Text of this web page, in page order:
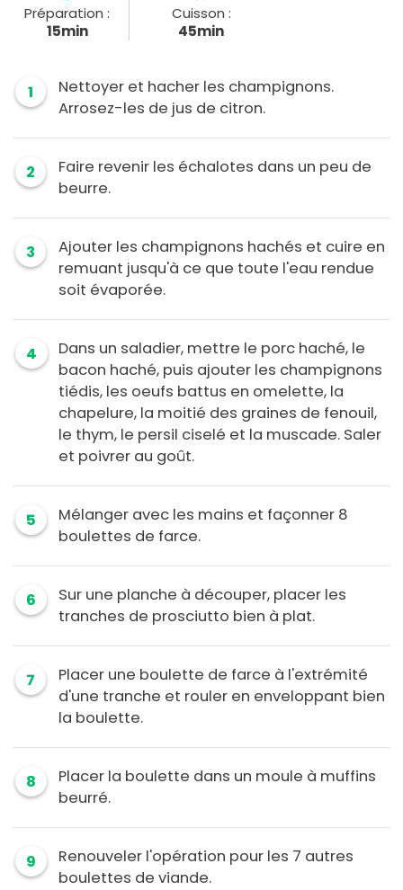
Préparation :
15min
Cuisson :
45min
1
Nettoyer et hacher les champignons.
Arrosez-les de jus de citron.
2
Faire revenir les échalotes dans un peu de
beurre.
3
Ajouter les champignons hachés et cuire en
remuant jusqu'à ce que toute l'eau rendue
soit évaporée.
4
Dans un saladier, mettre le porc haché, le
bacon haché, puis ajouter les champignons
tiédis, les oeufs battus en omelette, la
chapelure, la moitié des graines de fenouil,
le thym, le persil ciselé et la muscade. Saler
et poivrer au goût.
5
Mélanger avec les mains et façonner 8
boulettes de farce.
6
Sur une planche à découper, placer les
tranches de prosciutto bien à plat.
7
Placer une boulette de farce à l'extrémité
d'une tranche et rouler en enveloppant bien
la boulette.
8
Placer la boulette dans un moule à muffins
beurré.
9
Renouveler l'opération pour les 7 autres
boulettes de viande.